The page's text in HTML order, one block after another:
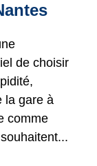
de choisir
la gare à
comme